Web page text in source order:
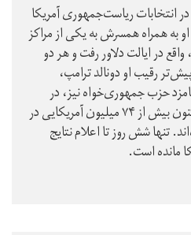
انتخابات ریاست‌جمهوری آمریکا
به همراه همسرش به یکی از مراکز
در ایالت دلاور رفت و هر دو
رقیب او دونالد ترامپ،
حزب جمهوری‌خواه نیز، در
ایالت فلوریدا رای داده بود. تاکنون بیش از ۷۴ میلیون آمریکایی در
تنها شش روز تا اعلام نتایج
مانده است.